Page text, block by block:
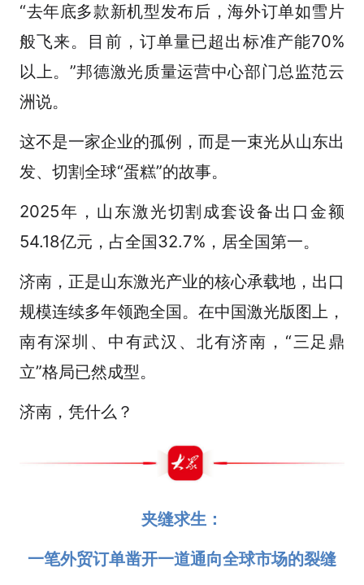
“去年底多款新机型发布后，海外订单如雪片
般飞来。目前，订单量已超出标准产能70%
以上。”邦德激光质量运营中心部门总监范云
洲说。
这不是一家企业的孤例，而是一束光从山东出
发、切割全球“蛋糕”的故事。
2025年，山东激光切割成套设备出口金额
54.18亿元，占全国32.7%，居全国第一。
济南，正是山东激光产业的核心承载地，出口
规模连续多年领跑全国。在中国激光版图上，
南有深圳、中有武汉、北有济南，“三足鼎
立”格局已然成型。
济南，凭什么？
夹缝求生：
一笔外贸订单凿开一道通向全球市场的裂缝